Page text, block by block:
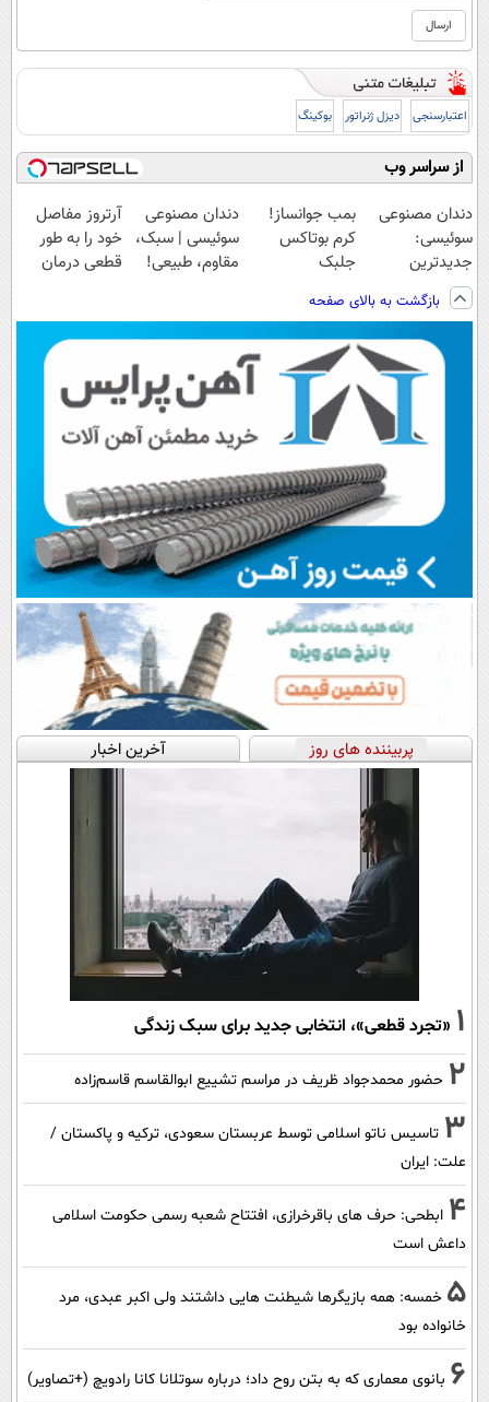
اعتبارسنجی دیزل ژنراتور بوکینگ
از سراسر وب
دندان مصنوعی
سوئیسی:
جدیدترین
فناوری اروپا،
سبک و مقاوم |
پرداخت قسطی
بمب جوانساز!
کرم بوتاکس
جلبک
دندان مصنوعی
سوئیسی | سبک،
مقاوم، طبیعی!
اقساطی😍
آرتروز مفاصل
خود را به طور
قطعی درمان
بازگشت به بالای صفحه
پربیننده های روز آخرین اخبار
1 «تجرد قطعی»، انتخابی جدید برای سبک زندگی
2 حضور محمدجواد ظریف در مراسم تشییع ابوالقاسم قاسم‌زاده
3 تاسیس ناتو اسلامی توسط عربستان سعودی، ترکیه و پاکستان /
علت: ایران
4 ابطحی: حرف های باقرخرازی، افتتاح شعبه رسمی حکومت اسلامی
داعش است
5 خمسه: همه بازیگرها شیطنت هایی داشتند ولی اکبر عبدی، مرد
خانواده بود
6 بانوی معماری که به بتن روح داد؛ درباره سوتلانا کانا رادویچ (+تصاویر)